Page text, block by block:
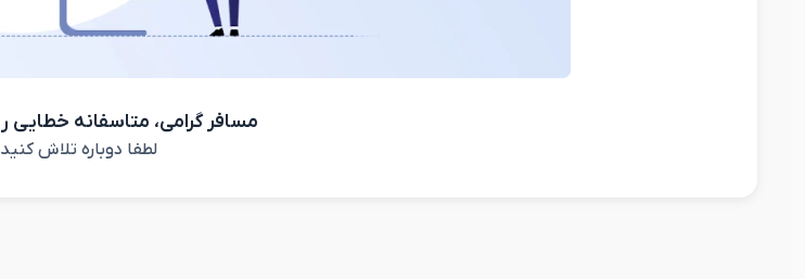
مسافر گرامی، متاسفانه
لطفا دوباره تلاش